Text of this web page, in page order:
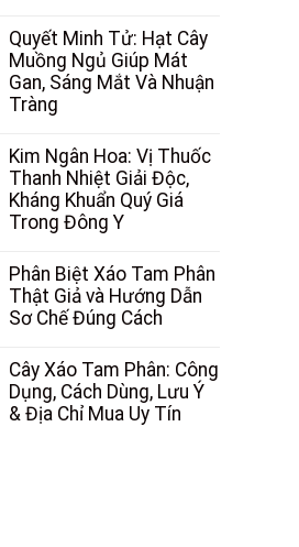
Quyết Minh Tử: Hạt Cây
Muồng Ngủ Giúp Mát
Gan, Sáng Mắt Và Nhuận
Tràng
Kim Ngân Hoa: Vị Thuốc
Thanh Nhiệt Giải Độc,
Kháng Khuẩn Quý Giá
Trong Đông Y
Phân Biệt Xáo Tam Phân
Thật Giả và Hướng Dẫn
Sơ Chế Đúng Cách
Cây Xáo Tam Phân: Công
Dụng, Cách Dùng, Lưu Ý
& Địa Chỉ Mua Uy Tín